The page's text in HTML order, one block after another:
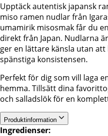
Upptäck autentisk japansk
miso ramen nudlar från
umamirik misosmak får du
direkt från Japan. Nudlarna är
ger en lättare känsla utan
spänstiga konsistensen.
Perfekt för dig som vill laga
hemma. Tillsätt dina
och salladslök för en
Produktinformation
Ingredienser: